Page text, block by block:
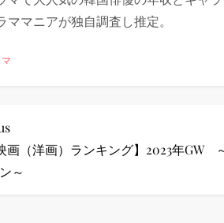
ママニアが独自調査し推定。
画（洋画）ランキング】2023年GW
～
プラス）
プラス）